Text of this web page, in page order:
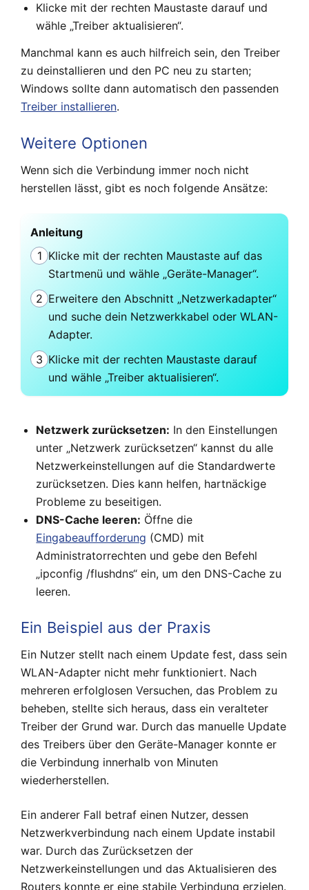
Klicke mit der rechten Maustaste darauf und
wähle „Treiber aktualisieren“.
Manchmal kann es auch hilfreich sein, den Treiber
zu deinstallieren und den PC neu zu starten;
Windows sollte dann automatisch den passenden
Treiber installieren.
Weitere Optionen
Wenn sich die Verbindung immer noch nicht
herstellen lässt, gibt es noch folgende Ansätze:
Anleitung
1 Klicke mit der rechten Maustaste auf das
Startmenü und wähle „Geräte-Manager“.
2 Erweitere den Abschnitt „Netzwerkadapter“
und suche dein Netzwerkkabel oder WLAN-
Adapter.
3 Klicke mit der rechten Maustaste darauf
und wähle „Treiber aktualisieren“.
Netzwerk zurücksetzen: In den Einstellungen
unter „Netzwerk zurücksetzen“ kannst du alle
Netzwerkeinstellungen auf die Standardwerte
zurücksetzen. Dies kann helfen, hartnäckige
Probleme zu beseitigen.
DNS-Cache leeren: Öffne die
Eingabeaufforderung (CMD) mit
Administratorrechten und gebe den Befehl
„ipconfig /flushdns“ ein, um den DNS-Cache zu
leeren.
Ein Beispiel aus der Praxis
Ein Nutzer stellt nach einem Update fest, dass sein
WLAN-Adapter nicht mehr funktioniert. Nach
mehreren erfolglosen Versuchen, das Problem zu
beheben, stellte sich heraus, dass ein veralteter
Treiber der Grund war. Durch das manuelle Update
des Treibers über den Geräte-Manager konnte er
die Verbindung innerhalb von Minuten
wiederherstellen.
Ein anderer Fall betraf einen Nutzer, dessen
Netzwerkverbindung nach einem Update instabil
war. Durch das Zurücksetzen der
Netzwerkeinstellungen und das Aktualisieren des
Routers konnte er eine stabile Verbindung erzielen.